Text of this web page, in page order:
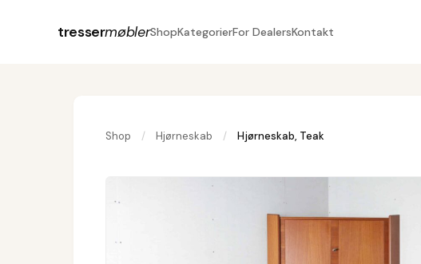
tressermøblerShopKategorierFor DealersKontakt
Shop / Hjørneskab / Hjørneskab, Teak